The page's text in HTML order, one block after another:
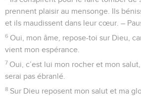
prennent plaisir au mensonge. Ils
et ils maudissent dans leur cœur. –
6 Oui, mon âme, repose-toi sur Dieu,
vient mon espérance.
7 Oui, c’est lui mon rocher et mon
serai pas ébranlé.
8 Sur Dieu reposent mon salut et ma